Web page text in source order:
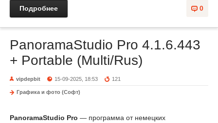
0
Подробнее
PanoramaStudio Pro 4.1.6.443
+ Portable (Multi/Rus)
vipdepbit 15-09-2025, 18:53 121
Графика и фото (Софт)
PanoramaStudio Pro — программа от немецких